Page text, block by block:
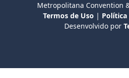
Metropolitana Convention
Termos de Uso | Política
Desenvolvido por